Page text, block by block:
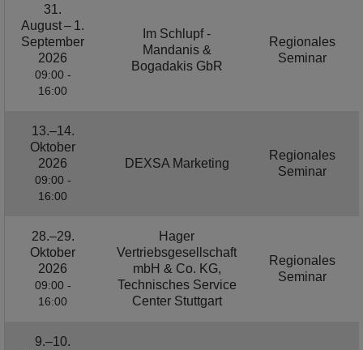
31.
August – 1.
September
2026
09:00 -
16:00
Im Schlupf -
Mandanis &
Bogadakis GbR
Regionales
Seminar
13.–14.
Oktober
2026
09:00 -
16:00
DEXSA Marketing
Regionales
Seminar
28.–29.
Oktober
2026
09:00 -
16:00
Hager
Vertriebsgesellschaft
mbH & Co. KG,
Technisches Service
Center Stuttgart
Regionales
Seminar
9.–10.